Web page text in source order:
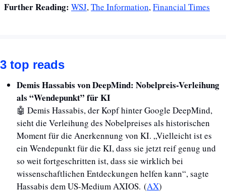
Further Reading: WSJ, The Information, Financial Times
3 top reads
Demis Hassabis von DeepMind: Nobelpreis-Verleihung
als “Wendepunkt” für KI
🤖 Demis Hassabis, der Kopf hinter Google DeepMind,
sieht die Verleihung des Nobelpreises als historischen
Moment für die Anerkennung von KI. „Vielleicht ist es
ein Wendepunkt für die KI, dass sie jetzt reif genug und
so weit fortgeschritten ist, dass sie wirklich bei
wissenschaftlichen Entdeckungen helfen kann“, sagte
Hassabis dem US-Medium AXIOS. (AX)